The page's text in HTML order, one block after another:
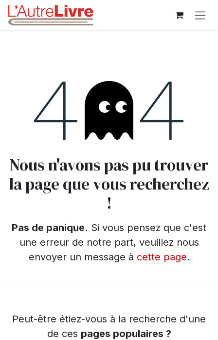
Se rendre au contenu
Erreur 404
Nous n'avons pas pu trouver
la page que vous recherchez
!
Pas de panique. Si vous pensez que c'est
une erreur de notre part, veuillez nous
envoyer un message à cette page.
Peut-être étiez-vous à la recherche d'une
de ces pages populaires ?